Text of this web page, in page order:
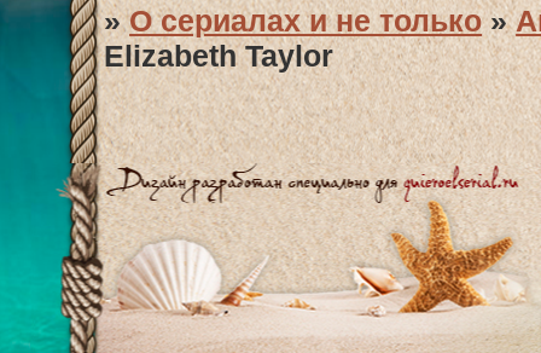
»О сериалах и не только »
Elizabeth Taylor